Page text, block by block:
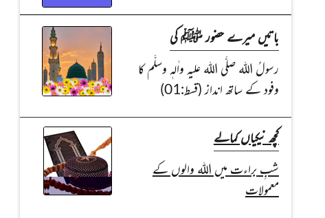
باتیں میرے حضور ﷺ کی
رسولُ اللہ صلَّی اللہ علیہ واٰلہٖ وسلَّم کا
وفود کے ساتھ انداز (قسط:01)
کچھ نیکیاں کمالے
شبِ براءت میں اللہ والوں کے
معمولات